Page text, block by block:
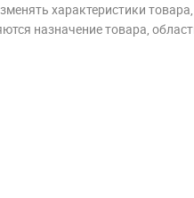
характеристики
назначение товара,